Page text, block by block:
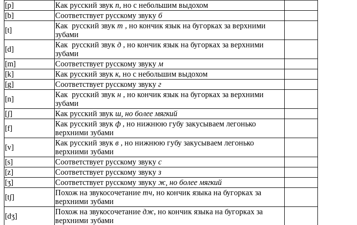
[p]
Как русский звук п, но с небольшим выдохом
[b]
Соответствует русскому звукуб
[t]
Как русский звукт , но кончик язык на бугорках за верхними
зубами
[d]
Как русский звукд , но кончик язык на бугорках за верхними
зубами
[m]
Соответствует русскому звуку м
[k]
Как русский звук к, но с небольшим выдохом
[g]
Соответствует русскому звукуг
[n]
Как русский звукн , но кончик язык на бугорках за верхними
зубами
[ʃ]
Как русский звукш, но более мягкий
[f]
Как русский звукф , но нижнюю губу закусываем легонько
верхними зубами
[v]
Как русский звукв , но нижнюю губу закусываем легонько
верхними зубами
[s]
Соответствует русскому звукус
[z]
Соответствует русскому звукуз
[ʒ]
Соответствует русскому звукуж, но более мягкий
[tʃ]
Похож на звукосочетаниетч, но кончик языка на бугорках за
верхними зубами
[dʒ]
Похож на звукосочетаниедж, но кончик языка на бугорках за
верхними зубами